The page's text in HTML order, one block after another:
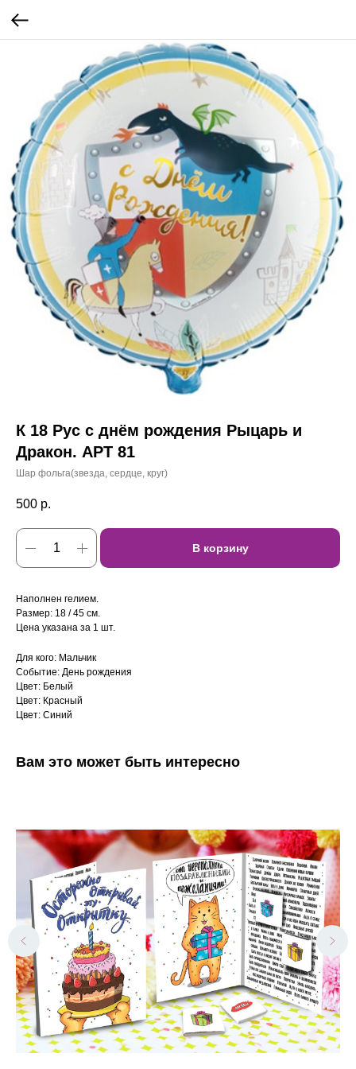
К 18 Рус с днём рождения Рыцарь и
Дракон. АРТ 81
Шар фольга(звезда, сердце, круг)
500 р.
В корзину
Наполнен гелием.
Размер: 18 / 45 см.
Цена указана за 1 шт.
Для кого: Мальчик
Событие: День рождения
Цвет: Белый
Цвет: Красный
Цвет: Синий
Вам это может быть интересно